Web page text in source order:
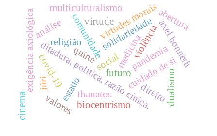
cuidado de si
violência
ditadura, política, razão cínica.axel honneth
solidariedade
estado
comunidade
biocentrismo
virtudes morais
religião medicina
dualismo
thanatos
exigência axiológica futuro
pandemia
covid-19
valores
abertura
multiculturalismo
análise
social
quine
direito
virtude
júri
cinema